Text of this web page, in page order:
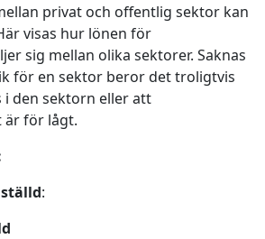
privat och offentlig sektor kan
visas hur lönen för
sig mellan olika sektorer. Saknas
för en sektor beror det troligtvis
i den sektorn eller att
är för lågt.
: